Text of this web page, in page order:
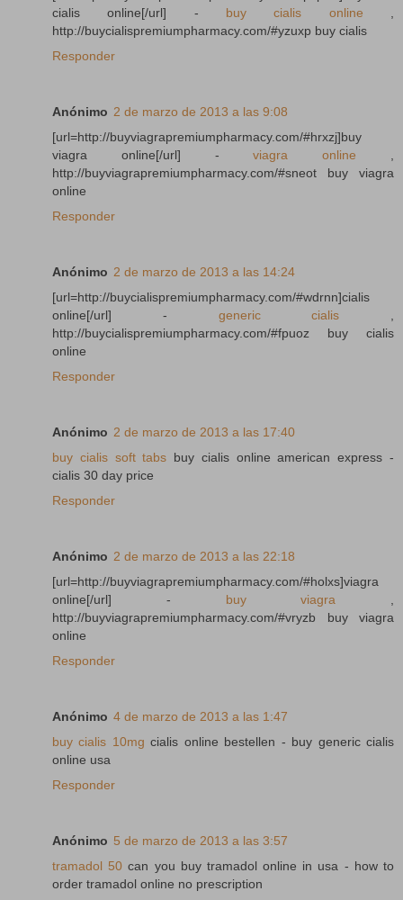
cialis online[/url] - buy cialis online
http://buycialispremiumpharmacy.com/#yzuxp buy cialis
Responder
Anónimo 2 de marzo de 2013 a las 9:08
[url=http://buyviagrapremiumpharmacy.com/#hrxzj]buy
viagra online[/url] -viagra online
http://buyviagrapremiumpharmacy.com/#sneot buy viagra
online
Responder
Anónimo 2 de marzo de 2013 a las 14:24
[url=http://buycialispremiumpharmacy.com/#wdrnn]cialis
online[/url] - generic cialis
http://buycialispremiumpharmacy.com/#fpuoz buy cialis
online
Responder
Anónimo 2 de marzo de 2013 a las 17:40
buy cialis soft tabs buy cialis online american express -
cialis 30 day price
Responder
Anónimo 2 de marzo de 2013 a las 22:18
[url=http://buyviagrapremiumpharmacy.com/#holxs]viagra
online[/url] - buy viagra
http://buyviagrapremiumpharmacy.com/#vryzb buy viagra
online
Responder
Anónimo 4 de marzo de 2013 a las 1:47
buy cialis 10mg cialis online bestellen - buy generic cialis
online usa
Responder
Anónimo 5 de marzo de 2013 a las 3:57
tramadol 50 can you buy tramadol online in usa - how to
order tramadol online no prescription